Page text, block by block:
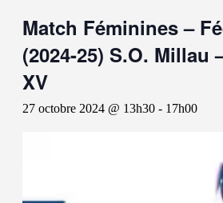
Match Féminines –
(2024-25) S.O. Millau
XV
27 octobre 2024 @ 13h30 - 17h00